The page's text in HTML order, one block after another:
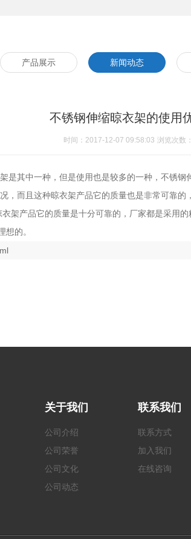
产品展示 新闻动态
不锈钢伸缩晾衣架的使用
时间：2017-12-07 09:58:03 浏览次数：
是其中一种，但是使用也是较多的一种，不锈
而且这种晾衣架产品它的质量也是非常可靠的
架产品它的质量是十分可靠的，厂家都是采用
想的。
关于我们
公司介绍
公司荣誉
公司文化
公司动态
联系我们
联系方式
加入我们
在线咨询